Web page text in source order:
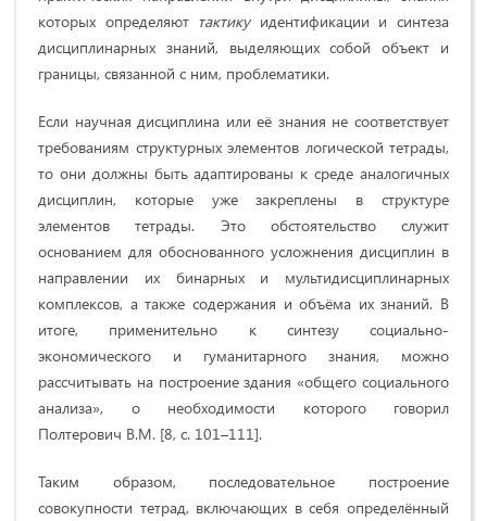
которых определяют тактикуидентификации и синтеза
дисциплинарных знаний, выделяющих собой объект и
границы, связанной с ним, проблематики.
Если научная дисциплина или её знания не соответствует
требованиям структурных элементов логической тетрады,
то они должны быть адаптированы к среде аналогичных
дисциплин, которые уже закреплены в структуре
элементов тетрады. Это обстоятельство служит
основанием для обоснованного усложнения дисциплин в
направлении их бинарных и мультидисциплинарных
комплексов, а также содержания и объёма их знаний. В
итоге, применительно к синтезу социально-
экономического и гуманитарного знания, можно
рассчитывать на построение здания «общего социального
анализа», о необходимости которого говорил
Полтерович В.М. [8, с. 101–111].
Таким образом, последовательное построение
совокупности тетрад, включающих в себя определённый